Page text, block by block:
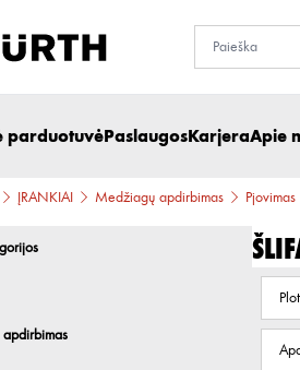
parduotuvėPaslaugosKarjeraApie
ĮRANKIAI Medžiagų apdirbimas
apdirbimas